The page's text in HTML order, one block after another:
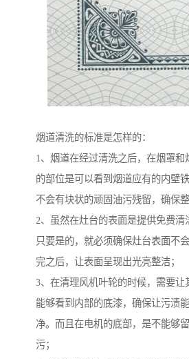
烟道清洗的标准是怎样的：
1、烟道在经过清洗之后，在烟罩和
的部位是可以看到烟道应有的内壁
不会有块状的顽固油污残留，确保整
2、虽然在灶台的表面是提供免费清
只要是的，就必须确保灶台表面不
完之后，让表面呈现出光亮整洁；
3、在清理风机叶轮的时候，需要让
能够看到内部的底漆，确保让污渍
净。而且在电机的底部，是不能够
污；